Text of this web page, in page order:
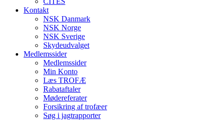
Kontakt
NSK Danmark
NSK Norge
NSK Sverige
Skydeudvalget
Medlemssider
Medlemssider
Min Konto
Læs TROFÆ
Rabataftaler
Mødereferater
Forsikring af trofæer
Søg i jagtrapporter